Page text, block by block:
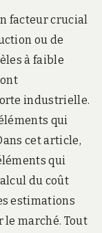
facteur crucial
ou de
à faible
industrielle.
qui
cet article,
qui
du coût
estimations
marché. Tout